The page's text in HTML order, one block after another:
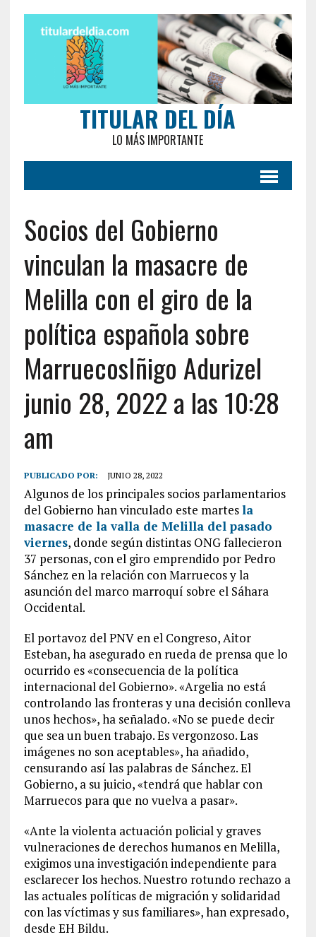
TITULAR DEL DÍA
LO MÁS IMPORTANTE
Socios del Gobierno
vinculan la masacre de
Melilla con el giro de la
política española sobre
MarruecosIñigo Adurizel
junio 28, 2022 a las 10:28
am
PUBLICADO POR: JUNIO 28, 2022
Algunos de los principales socios parlamentarios
del Gobierno han vinculado este martesla
masacre de la valla de Melilla del pasado
viernes, donde según distintas ONG fallecieron
37 personas, con el giro emprendido por Pedro
Sánchez en la relación con Marruecos y la
asunción del marco marroquí sobre el Sáhara
Occidental.
El portavoz del PNV en el Congreso, Aitor
Esteban, ha asegurado en rueda de prensa que lo
ocurrido es «consecuencia de la política
internacional del Gobierno». «Argelia no está
controlando las fronteras y una decisión conlleva
unos hechos», ha señalado. «No se puede decir
que sea un buen trabajo. Es vergonzoso. Las
imágenes no son aceptables», ha añadido,
censurando así las palabras de Sánchez. El
Gobierno, a su juicio, «tendrá que hablar con
Marruecos para que no vuelva a pasar».
«Ante la violenta actuación policial y graves
vulneraciones de derechos humanos en Melilla,
exigimos una investigación independiente para
esclarecer los hechos. Nuestro rotundo rechazo a
las actuales políticas de migración y solidaridad
con las víctimas y sus familiares», han expresado,
desde EH Bildu.